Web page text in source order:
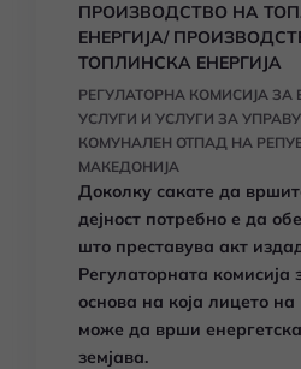
ПРОИЗВОДСТВО НА
ЕНЕРГИЈА/
ТОПЛИНСКА ЕНЕРГИЈА
РЕГУЛАТОРНА КОМИСИЈА ЗА
УСЛУГИ И УСЛУГИ ЗА
КОМУНАЛЕН ОТПАД НА
МАКЕДОНИЈА
Доколку сакате да
дејност потребно е да
што преставува акт
Регулаторната комисија
основа на која лицето
може да врши енергетска
земјава.